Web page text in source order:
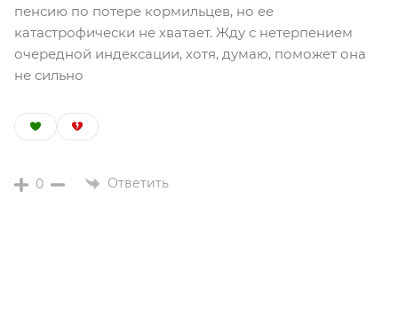
пенсию по потере кормильцев, но ее
катастрофически не хватает. Жду с нетерпением
очередной индексации, хотя, думаю, поможет она
не сильно
0 Ответить